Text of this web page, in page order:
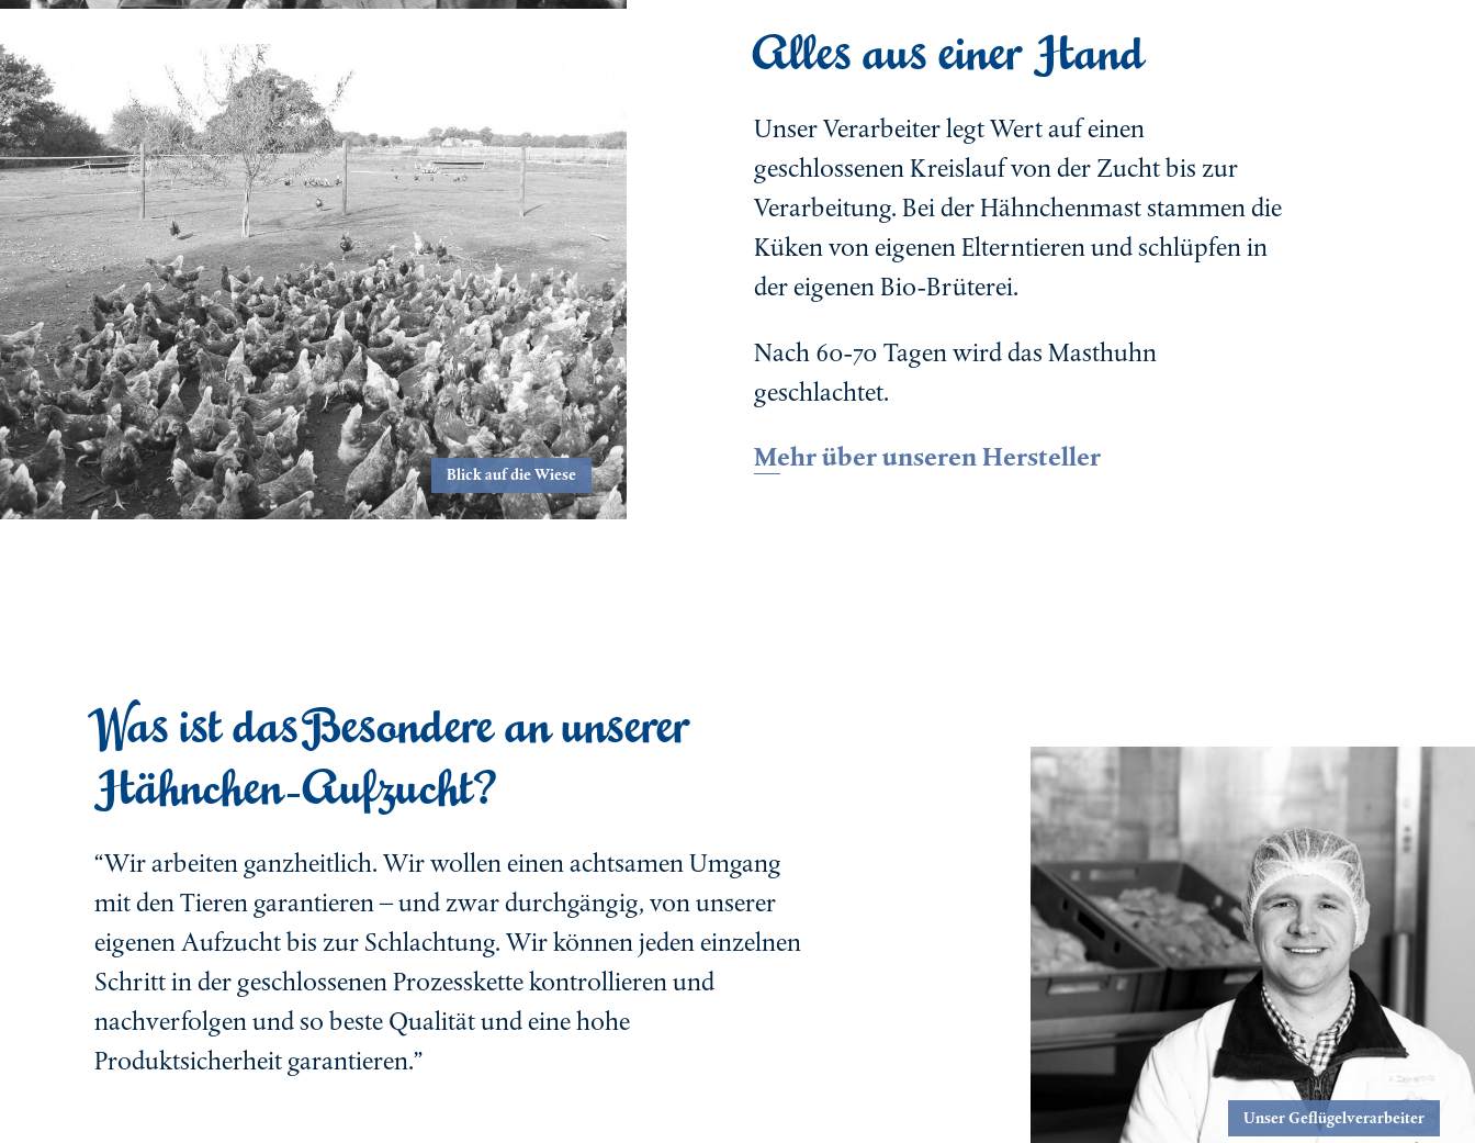
Alles aus einer Hand
Unser Verarbeiter legt Wert auf einen
geschlossenen Kreislauf von der Zucht bis zur
Verarbeitung. Bei der Hähnchenmast stammen die
Küken von eigenen Elterntieren und schlüpfen in
der eigenen Bio-Brüterei.
Nach 60-70 Tagen wird das Masthuhn
geschlachtet.
Mehr über unseren Hersteller
Blick auf die Wiese
Was ist das Besondere an unserer
Hähnchen-Aufzucht?
“Wir arbeiten ganzheitlich. Wir wollen einen achtsamen Umgang
mit den Tieren garantieren – und zwar durchgängig, von unserer
eigenen Aufzucht bis zur Schlachtung. Wir können jeden einzelnen
Schritt in der geschlossenen Prozesskette kontrollieren und
nachverfolgen und so beste Qualität und eine hohe
Produktsicherheit garantieren.”
Unser Geflügelverarbeiter